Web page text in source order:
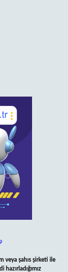
veya şahıs şirketi ile
hazırladığımız